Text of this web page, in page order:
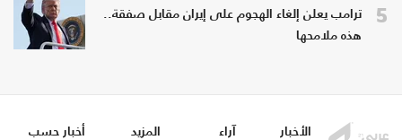
5
ترامب يعلن إلغاء الهجوم على إيران مقابل صفقة..
هذه ملامحها
الأخبار آراء المزيد
أخبار حسب